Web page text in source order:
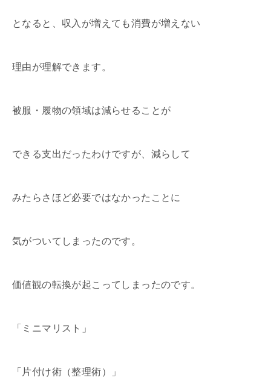
となると、収入が増えても消費が増えない
理由が理解できます。
被服・履物の領域は減らせることが
できる支出だったわけですが、減らして
みたらさほど必要ではなかったことに
気がついてしまったのです。
価値観の転換が起こってしまったのです。
「ミニマリスト」
「片付け術（整理術）」